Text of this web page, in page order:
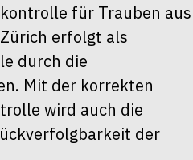
für Trauben aus
erfolgt als
durch die
Mit der korrekten
wird auch die
der